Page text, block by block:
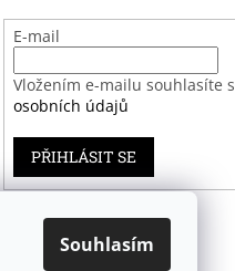
Souhlasím
E-mail
Vložením e-mailu souhlasíte s
osobních údajů
PŘIHLÁSIT SE